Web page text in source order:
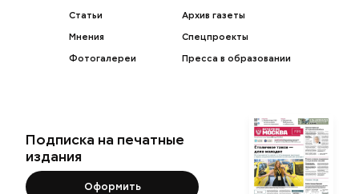
Статьи
Мнения
Фотогалереи
Архив газеты
Спецпроекты
Пресса в образовании
Подписка на печатные
издания
Оформить